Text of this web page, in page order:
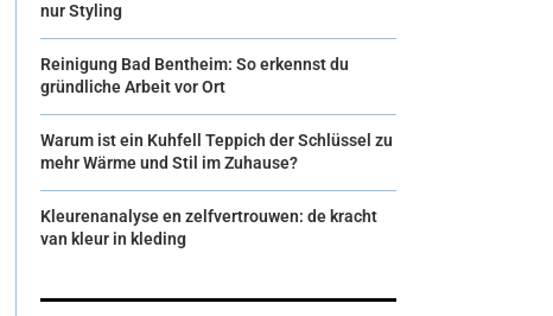
nur Styling
Reinigung Bad Bentheim: So erkennst du
gründliche Arbeit vor Ort
Warum ist ein Kuhfell Teppich der Schlüssel zu
mehr Wärme und Stil im Zuhause?
Kleurenanalyse en zelfvertrouwen: de kracht
van kleur in kleding